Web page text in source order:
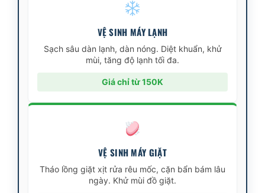
VỆ SINH MÁY LẠNH
Sạch sâu dàn lạnh, dàn nóng. Diệt khuẩn, khử
mùi, tăng độ lạnh tối đa.
Giá chỉ từ 150K
VỆ SINH MÁY GIẶT
Tháo lồng giặt xịt rửa rêu mốc, cặn bẩn bám lâu
ngày. Khử mùi đồ giặt.